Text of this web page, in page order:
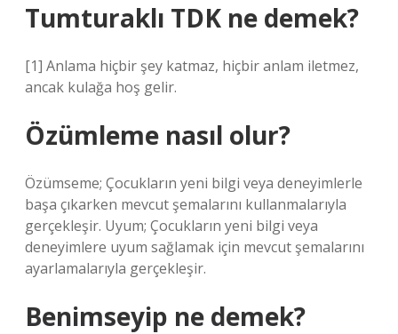
Tumturaklı TDK ne demek?
[1] Anlama hiçbir şey katmaz, hiçbir anlam iletmez,
ancak kulağa hoş gelir.
Özümleme nasıl olur?
Özümseme; Çocukların yeni bilgi veya deneyimlerle
başa çıkarken mevcut şemalarını kullanmalarıyla
gerçekleşir. Uyum; Çocukların yeni bilgi veya
deneyimlere uyum sağlamak için mevcut şemalarını
ayarlamalarıyla gerçekleşir.
Benimseyip ne demek?